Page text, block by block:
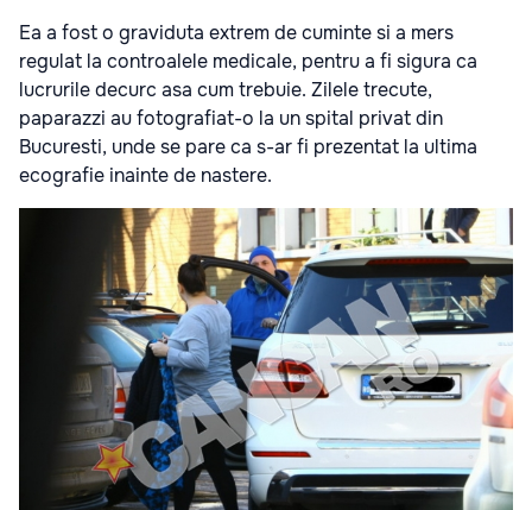
Ea a fost o graviduta extrem de cuminte si a mers
regulat la controalele medicale, pentru a fi sigura ca
lucrurile decurc asa cum trebuie. Zilele trecute,
paparazzi au fotografiat-o la un spital privat din
Bucuresti, unde se pare ca s-ar fi prezentat la ultima
ecografie inainte de nastere.